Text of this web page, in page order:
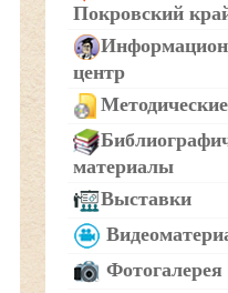
Покровский
центр
материалы
Выставки
Фотогалерея